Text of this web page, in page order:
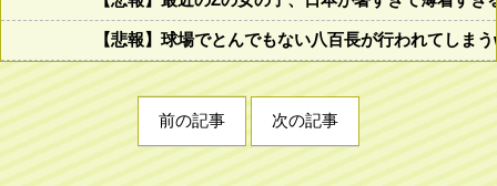
【悲報】球場でとんでもない八百長が行われてし
前の記事 次の記事